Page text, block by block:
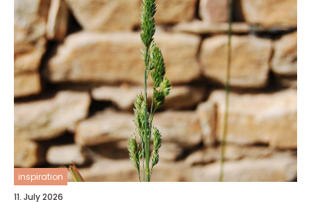
inspiration
11. July 2026